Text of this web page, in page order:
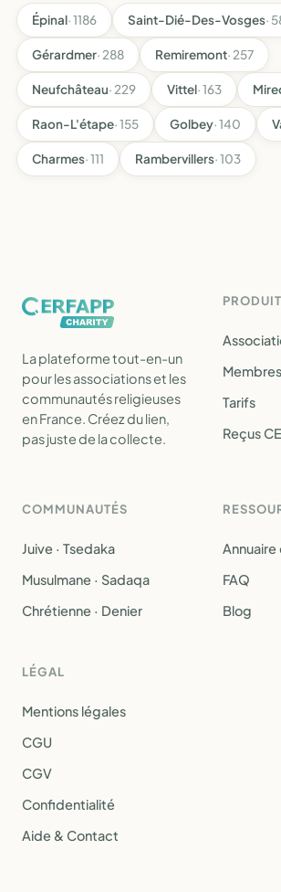
Épinal· 1186 Saint-Dié-Des-Vosges·
Gérardmer· 288 Remiremont· 257
Neufchâteau· 229 Vittel· 163
Raon-L'étape· 155 Golbey· 140
Charmes· 111 Rambervillers· 103
La plateforme tout-en-un
pour les associations et les
communautés religieuses
en France. Créez du lien,
pas juste de la collecte.
PRODUIT
Membres
Tarifs
Reçus
COMMUNAUTÉS
Juive · Tsedaka
Musulmane · Sadaqa
Chrétienne · Denier
FAQ
Blog
LÉGAL
Mentions légales
CGU
CGV
Confidentialité
Aide & Contact